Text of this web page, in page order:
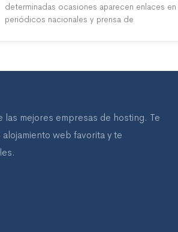
determinadas ocasiones aparecen enlaces en
periódicos nacionales y prensa de
mejores empresas de hosting. Te
web favorita y te